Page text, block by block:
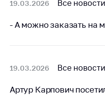
регулирования и
политики
19.03.2026 Все новости
- А можно заказать на
19.03.2026 Все новости
Артур Карпович